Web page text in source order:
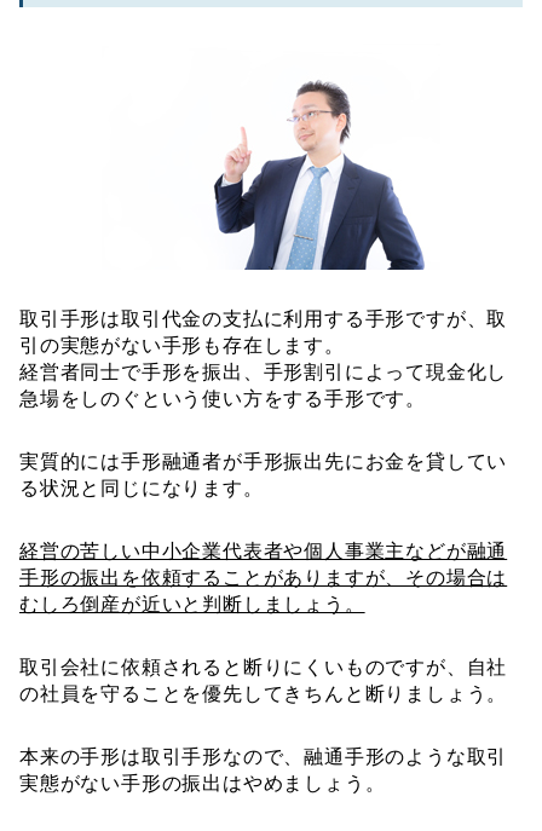
取引手形は取引代金の支払に利用する手形ですが、取
引の実態がない手形も存在します。
経営者同士で手形を振出、手形割引によって現金化し
急場をしのぐという使い方をする手形です。
実質的には手形融通者が手形振出先にお金を貸してい
る状況と同じになります。
経営の苦しい中小企業代表者や個人事業主などが融通
手形の振出を依頼することがありますが、その場合は
むしろ倒産が近いと判断しましょう。
取引会社に依頼されると断りにくいものですが、自社
の社員を守ることを優先してきちんと断りましょう。
本来の手形は取引手形なので、融通手形のような取引
実態がない手形の振出はやめましょう。